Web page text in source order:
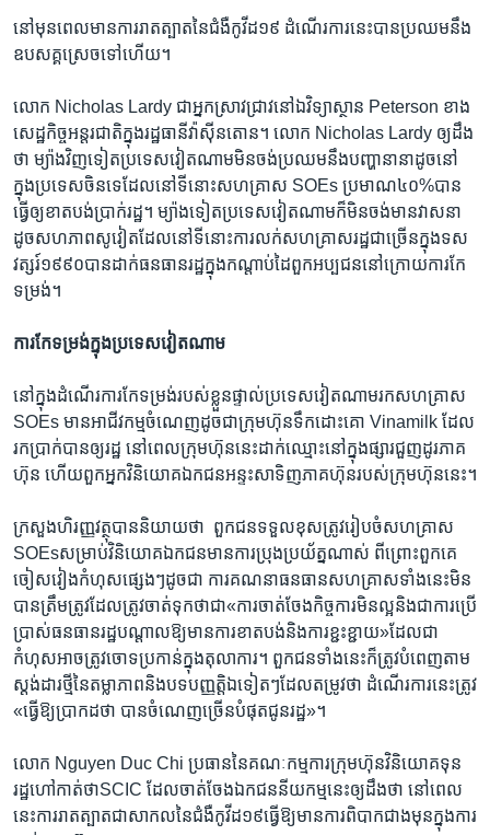
នៅ​មុន​ពេល​មាន​ការ​រាតត្បាត​នៃ​ជំងឺ​កូវីដ១៩​ ដំណើរការ​នេះ​បាន​ប្រឈម​នឹង​
ឧបសគ្គ​ស្រេច​ទៅ​ហើយ។
លោក​ Nicholas Lardy ​ជា​អ្នក​ស្រាវជ្រាវ​នៅ​ឯ​វិទ្យាស្ថាន​ Peterson ​ខាង​
សេដ្ឋកិច្ច​អន្តរជាតិ​ក្នុង​រដ្ឋធានី​វ៉ាស៊ីនតោន។​ លោក​ Nicholas Lardy ​ឲ្យដឹង​
ថា​ ម្យ៉ាង​វិញ​ទៀត​ប្រទេស​វៀតណាម​មិន​ចង់​ប្រឈម​នឹង​បញ្ហា​នានា​ដូច​នៅ​
ក្នុង​ប្រទេស​ចិន​ទេ​ដែល​នៅទី​នោះ​សហគ្រាស​ SOEs​ ប្រមាណ​៤០%​បាន​
ធ្វើ​ឲ្យ​ខាត​បង់​ប្រាក់​រដ្ឋ។ ​ម្យ៉ាងទៀត​ប្រទេស​វៀតណាម​ក៏​មិន​ចង់​មាន​វាសនា​
ដូច​សហភាព​សូវៀត​ដែល​នៅ​ទី​នោះ​ការ​លក់​សហគ្រាស​រដ្ឋ​ជា​ច្រើន​ក្នុង​ទស​
វត្សរ៍​១៩៩០​បាន​ដាក់​ធនធាន​រដ្ឋ​ក្នុង​កណ្តាប់​ដៃពួក​អប្បជន​នៅ​ក្រោយ​ការ​កែ​
ទម្រង់។
ការ​កែ​ទម្រង់​ក្នុង​ប្រទេស​វៀតណាម​
នៅ​ក្នុង​ដំណើរ​ការ​កែទម្រង់​របស់​ខ្លួន​ផ្ទាល់​ប្រទេស​វៀតណាម​រក​សហគ្រាស​
SOEs ​មាន​អាជីវកម្ម​ចំណេញ​ដូច​ជា​ក្រុមហ៊ុន​ទឹកដោះគោ ​Vinamilk​ ដែល​
រក​ប្រាក់​បាន​ឲ្យ​រដ្ឋ​ នៅ​ពេល​ក្រុមហ៊ុន​នេះ​ដាក់​ឈ្មោះ​នៅ​ក្នុង​ផ្សារ​ជួញដូរ​ភាគ​
ហ៊ុន ​ហើយ​ពួក​អ្នក​វិនិយោគ​ឯកជន​អន្ទះសា​ទិញ​ភាគហ៊ុន​របស់​ក្រុមហ៊ុន​នេះ។​
ក្រសួង​ហិរញ្ញ​វត្ថុ​បាន​និយាយ​ថា ​ ពួក​ជន​ទទួល​ខុសត្រូវ​រៀបចំ​សហ​គ្រាស ​
SOEs​សម្រាប់​វិនិយោគ​ឯកជន​មាន​ការ​ប្រុង​ប្រយ័ត្ន​ណាស់​ ពីព្រោះ​ពួក​គេ​
ចៀសវៀង​កំហុស​ផ្សេងៗ​ដូច​ជា​ ការ​គណនា​ធនធាន​សហគ្រាស​ទាំង​នេះ​មិន​
បាន​ត្រឹមត្រូវ​ដែល​ត្រូវ​ចាត់​ទុក​ថា​ជា​«ការ​ចាត់ចែង​កិច្ចការ​មិន​ល្អ​និង​ជា​ការ​ប្រើ
ប្រាស់​ធនធាន​រដ្ឋ​បណ្តាល​ឱ្យ​មាន​ការ​ខាតបង់​និង​ការ​ខ្ជះខ្ជាយ»​ដែល​ជា​
កំហុស​អាច​ត្រូវ​ចោទ​ប្រកាន់​ក្នុង​តុលាការ។ ​ពួក​ជន​ទាំង​នេះ​ក៏​ត្រូវ​បំពេញ​តាម​
ស្តង់ដារ​ថ្មី​នៃ​តម្លាភាព​និង​បទ​បញ្ញត្តិ​ឯ​ទៀតៗ​ដែល​តម្រូវ​ថា ​ដំណើរការ​នេះ​ត្រូវ​
«ធ្វើឱ្យ​ប្រាកដ​ថា​ បាន​ចំណេញ​ច្រើន​បំផុត​ជូន​រដ្ឋ»។​
លោក​ Nguyen Duc Chi​ ប្រធាន​នៃ​គណៈ​កម្មការ​ក្រុមហ៊ុន​វិនិយោគ​ទុន​
រដ្ឋ​ហៅ​កាត់​ថា​SCIC​ ដែល​ចាត់​ចែង​ឯកជននីយ​កម្ម​នេះ​ឲ្យ​ដឹង​ថា​ នៅ​ពេល
នេះ​ការ​រាតត្បាត​ជា​សាកល​នៃ​ជំងឺ​កូវីដ១៩​ធ្វើ​ឱ្យ​មាន​ការ​ពិបាក​ជាង​មុន​ក្នុង​ការ​